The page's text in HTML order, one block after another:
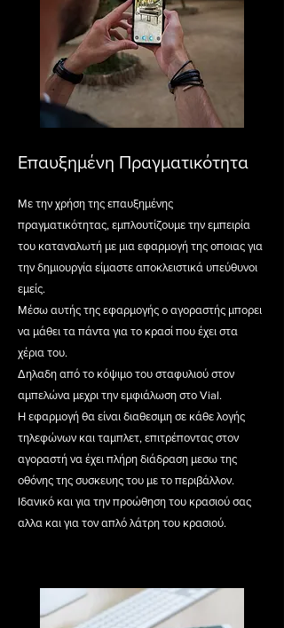
Επαυξημένη Πραγματικότητα
Με την χρήση της επαυξημένης
πραγματικότητας, εμπλουτίζουμε την εμπειρία
του καταναλωτή με μια εφαρμογή της οποιας για
την δημιουργία είμαστε αποκλειστικά υπεύθυνοι
εμείς.
Μέσω αυτής της εφαρμογής ο αγοραστής μπορει
να μάθει τα πάντα για το κρασί που έχει στα
χέρια του.
Δηλαδη από το κόψιμο του σταφυλιού στον
αμπελώνα μεχρι την εμφιάλωση στο Vial.
Η εφαρμογή θα είναι διαθεσιμη σε κάθε λογής
τηλεφώνων και ταμπλετ, επιτρέποντας στον
αγοραστή να έχει πλήρη διάδραση μεσω της
οθόνης της συσκευης του με το περιβάλλον.
Ιδανικό και για την προώθηση του κρασιού σας
αλλα και για τον απλό λάτρη του κρασιού.